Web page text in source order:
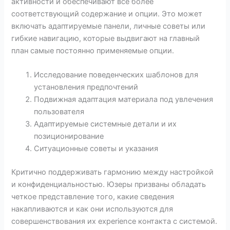
соответствующий содержание и опции. Это может
включать адаптируемые панели, личные советы или
гибкие навигацию, которые выдвигают на главный
план самые постоянно применяемые опции.
Исследование поведенческих шаблонов для
установления предпочтений
Подвижная адаптация материала под увлечения
пользователя
Адаптируемые системные детали и их
позиционирование
Ситуационные советы и указания
Критично поддерживать гармонию между настройкой
и конфиденциальностью. Юзеры призваны обладать
четкое представление того, какие сведения
накапливаются и как они используются для
совершенствования их experience контакта с системой.